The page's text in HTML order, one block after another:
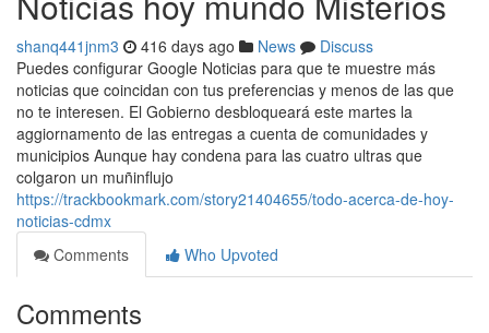
shanq441jnm3 416 days ago News
Discuss
Puedes configurar Google Noticias para que te muestre más
noticias que coincidan con tus preferencias y menos de las que
no te interesen. El Gobierno desbloqueará este martes la
aggiornamento de las entregas a cuenta de comunidades y
municipios Aunque hay condena para las cuatro ultras que
colgaron un muñinflujo
https://trackbookmark.com/story21404655/todo-acerca-de-hoy-
noticias-cdmx
Comments
Who Upvoted
Comments